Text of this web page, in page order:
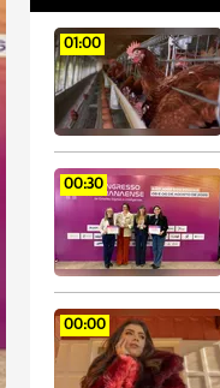
01:00
00:30
00:00